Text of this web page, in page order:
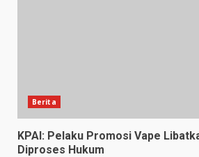
Berita
KPAI: Pelaku Promosi Vape
Diproses Hukum